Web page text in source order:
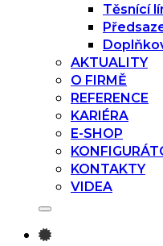
Těsnící
AKTUALITY
O FIRMĚ
REFERENCE
KARIÉRA
E-SHOP
KONTAKTY
VIDEA